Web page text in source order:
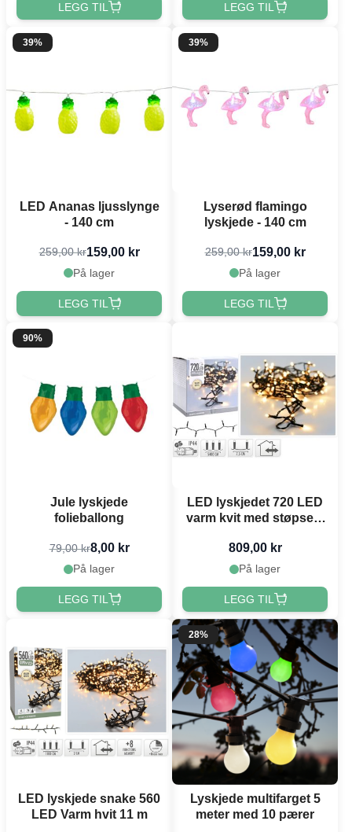
LEGG TIL LEGG TIL
39%
LED Ananas ljusslynge
- 140 cm
259,00 kr159,00 kr
På lager
LEGG TIL
39%
Lyserød flamingo
lyskjede - 140 cm
259,00 kr159,00 kr
På lager
LEGG TIL
90%
Jule lyskjede
folieballong
79,00 kr8,00 kr
På lager
LEGG TIL
LED lyskjedet 720 LED
varm kvit med støpsel -
809,00 kr
På lager
LEGG TIL
LED lyskjede snake 560
LED Varm hvit 11 m
28%
Lyskjede multifarget 5
meter med 10 pærer